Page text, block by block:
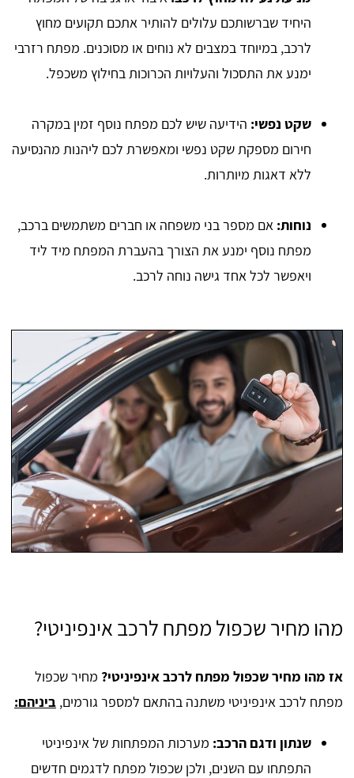
היחיד שברשותכם עלולים להותיר אתכם תקועים מחוץ
לרכב, במיוחד במצבים לא נוחים או מסוכנים. מפתח רזרבי
ימנע את התסכול והעלויות הכרוכות בחילוץ משכפל.
שקט נפשי: הידיעה שיש לכם מפתח נוסף זמין במקרה
חירום מספקת שקט נפשי ומאפשרת לכם ליהנות מהנסיעה
ללא דאגות מיותרות.
נוחות: אם מספר בני משפחה או חברים משתמשים ברכב,
מפתח נוסף ימנע את הצורך בהעברת המפתח מיד ליד
ויאפשר לכל אחד גישה נוחה לרכב.
מהו מחיר שכפול מפתח לרכב אינפיניטי?
אז מהו מחיר שכפול מפתח לרכב אינפיניטי? מחיר שכפול
מפתח לרכב אינפיניטי משתנה בהתאם למספר גורמים, ביניהם:
שנתון ודגם הרכב: מערכות המפתחות של אינפיניטי
התפתחו עם השנים, ולכן שכפול מפתח לדגמים חדשים